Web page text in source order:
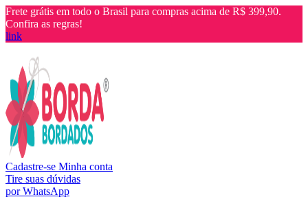
Frete grátis em todo o Brasil para compras acima de R$ 399,90.
Confira as regras!
link
Cadastre-se Minha conta
Tire suas dúvidas
por WhatsApp